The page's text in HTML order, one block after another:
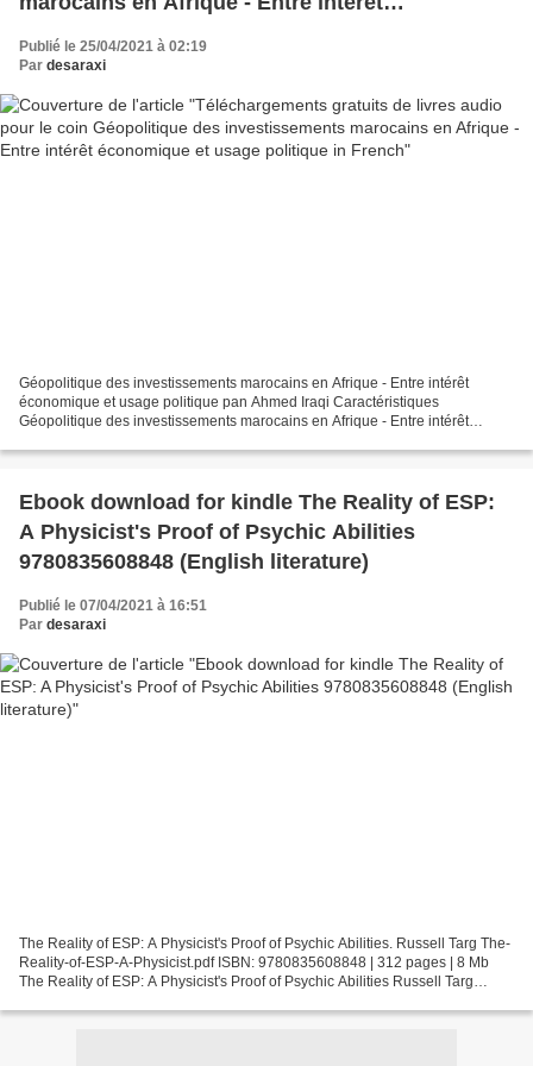
Publié le 25/04/2021 à 02:19
Par desaraxi
Géopolitique des investissements marocains en Afrique - Entre intérêt
économique et usage politique pan Ahmed Iraqi Caractéristiques
Géopolitique des investissements marocains en Afrique - Entre intérêt
Ebook download for kindle The Reality of ESP:
A Physicist's Proof of Psychic Abilities
9780835608848 (English literature)
Publié le 07/04/2021 à 16:51
Par desaraxi
The Reality of ESP: A Physicist's Proof of Psychic Abilities. Russell Targ The-
Reality-of-ESP-A-Physicist.pdf ISBN: 9780835608848 | 312 pages | 8 Mb
The Reality of ESP: A Physicist's Proof of Psychic Abilities Russell Targ